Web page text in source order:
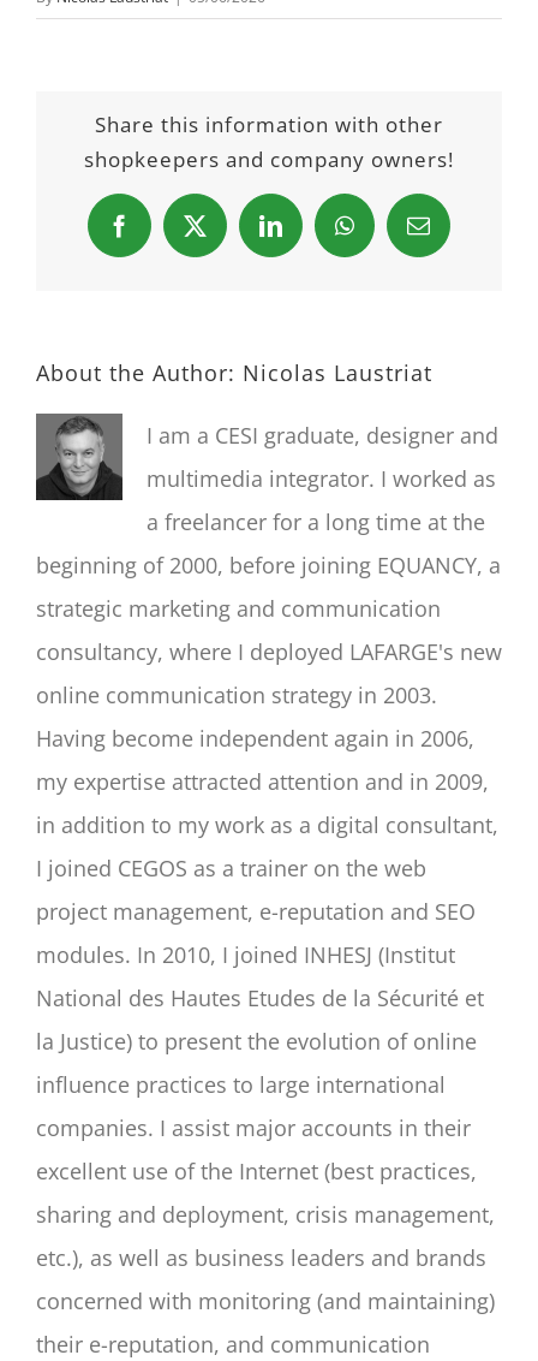
Share this information with other
shopkeepers and company owners!
Facebook
X LinkedInWhatsAppEmail
About the Author: Nicolas Laustriat
I am a CESI graduate, designer and
multimedia integrator. I worked as
a freelancer for a long time at the
beginning of 2000, before joining EQUANCY, a
strategic marketing and communication
consultancy, where I deployed LAFARGE's new
online communication strategy in 2003.
Having become independent again in 2006,
my expertise attracted attention and in 2009,
in addition to my work as a digital consultant,
I joined CEGOS as a trainer on the web
project management, e-reputation and SEO
modules. In 2010, I joined INHESJ (Institut
National des Hautes Etudes de la Sécurité et
la Justice) to present the evolution of online
influence practices to large international
companies. I assist major accounts in their
excellent use of the Internet (best practices,
sharing and deployment, crisis management,
etc.), as well as business leaders and brands
concerned with monitoring (and maintaining)
their e-reputation, and communication